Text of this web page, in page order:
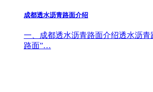
成都透水沥青路面介绍
一、成都透水沥青路面介绍透水沥青
路面”…